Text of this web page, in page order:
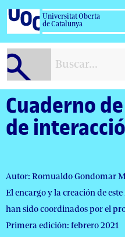
Salta
contenido
Universitat Oberta
de Catalunya
Cuaderno
de
Autor: Romualdo Gondomar
El encargo y la creación de
han sido coordinados por el
Primera edición: febrero 2021